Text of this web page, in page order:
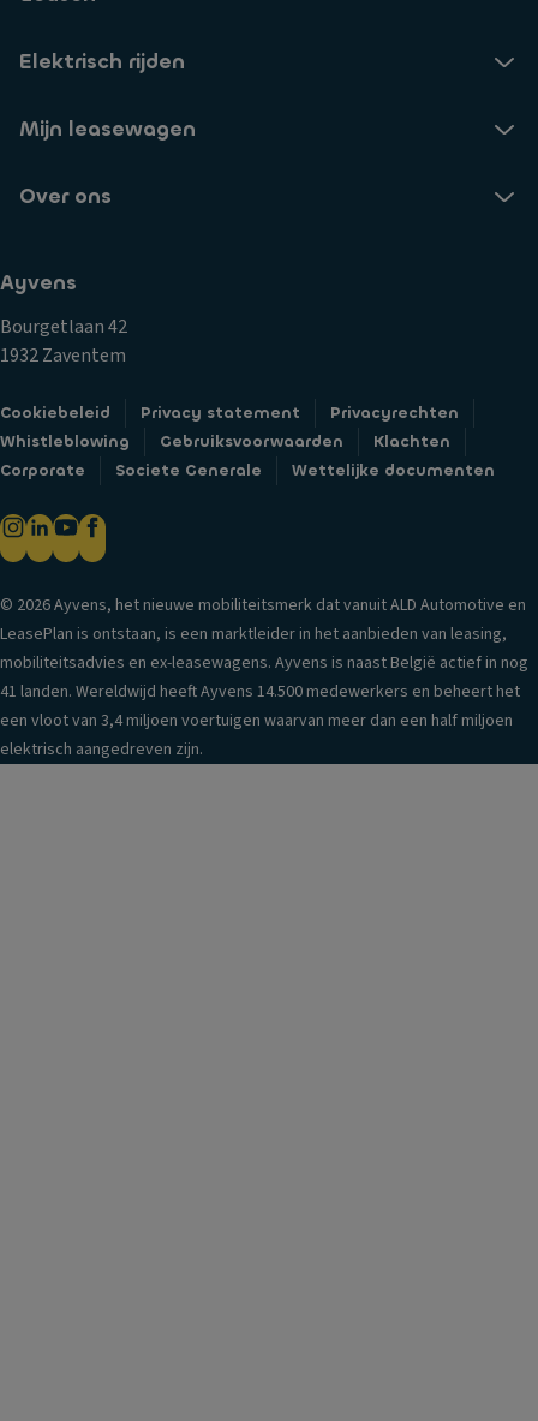
Elektrisch rijden
Mijn leasewagen
Over ons
Ayvens
Bourgetlaan 42
1932 Zaventem
Cookiebeleid Privacy statement
Privacyrechten
Whistleblowing
Gebruiksvoorwaarden
Klachten
Corporate
Societe Generale Wettelijke documenten
© 2026 Ayvens, het nieuwe mobiliteitsmerk dat vanuit ALD Automotive en
LeasePlan is ontstaan, is een marktleider in het aanbieden van leasing,
mobiliteitsadvies en ex-leasewagens. Ayvens is naast België actief in nog
41 landen. Wereldwijd heeft Ayvens 14.500 medewerkers en beheert het
een vloot van 3,4 miljoen voertuigen waarvan meer dan een half miljoen
elektrisch aangedreven zijn.